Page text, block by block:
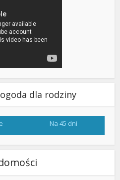
dla rodziny
Na 45 dni